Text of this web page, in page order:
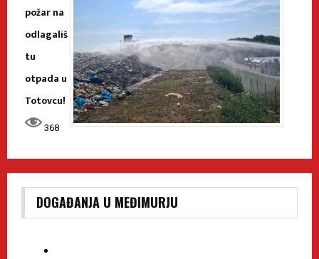
požar na
odlagališ
tu
otpada u
Totovcu!
368
DOGAĐANJA U MEĐIMURJU